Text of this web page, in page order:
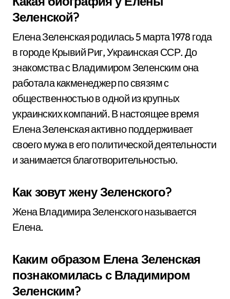
Зеленской?
Елена Зеленская родилась 5 марта 1978 года
в городе Крывий Риг, Украинская ССР. До
знакомства с Владимиром Зеленским она
работала какменеджер по связям с
общественностью в одной из крупных
украинских компаний. В настоящее время
Елена Зеленская активно поддерживает
своего мужа в его политической деятельности
и занимается благотворительностью.
Как зовут жену Зеленского?
Жена Владимира Зеленского называется
Елена.
Каким образом Елена Зеленская
познакомилась с Владимиром
Зеленским?